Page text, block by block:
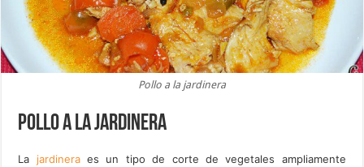
Pollo a la jardinera
Pollo a la jardinera
La jardineraes un tipo de corte de vegetales ampliamente